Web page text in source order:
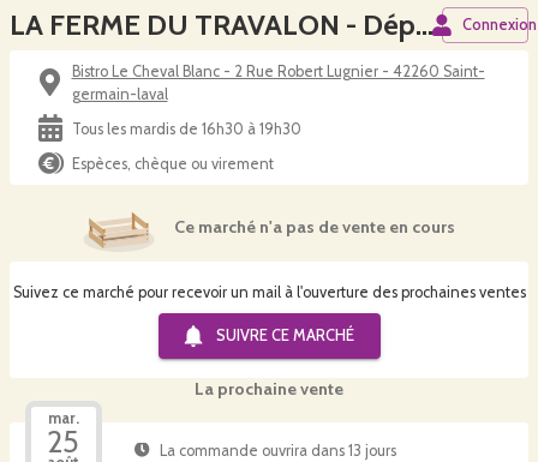
LA FERME DU TRAVALON - Dépôt Bistro Le Cheval Blanc Connexion
Bistro Le Cheval Blanc - 2 Rue Robert Lugnier - 42260 Saint-
germain-laval
Tous les mardis de 16h30 à 19h30
Espèces, chèque ou virement
Suivez ce marché pour recevoir un mail à l'ouverture des prochaines ventes
SUIVRE CE MARCHÉ
Ce marché n'a pas de vente en cours
La prochaine vente
mar.
25 La commande ouvrira dans 13 jours